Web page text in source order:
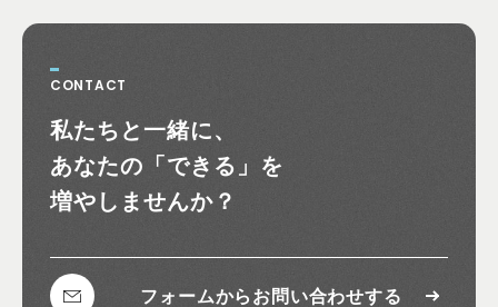
CONTACT
私たちと一緒に、
あなたの 「できる」を
増やしませんか？
フォームから お問い合わせする